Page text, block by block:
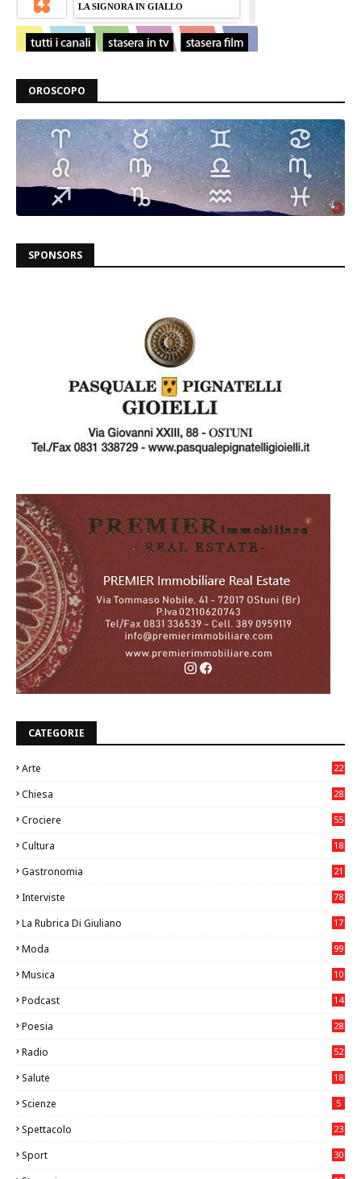
OROSCOPO
SPONSORS
CATEGORIE
Arte
22
Chiesa
28
Crociere 55
Cultura
18
Gastronomia
21
Interviste 78
La Rubrica Di Giuliano
17
Moda 99
Musica
10
Podcast 14
Poesia 28
Radio 52
Salute
18
Scienze 5
Spettacolo 23
Sport
30